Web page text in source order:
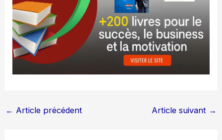
← Article précédent Article suivant →